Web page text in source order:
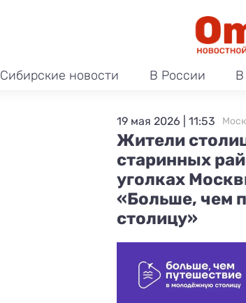
Сибирские новости В России
Жители
старинных
уголках
«Больше, чем
столицу»
19 мая 2026 | 11:53